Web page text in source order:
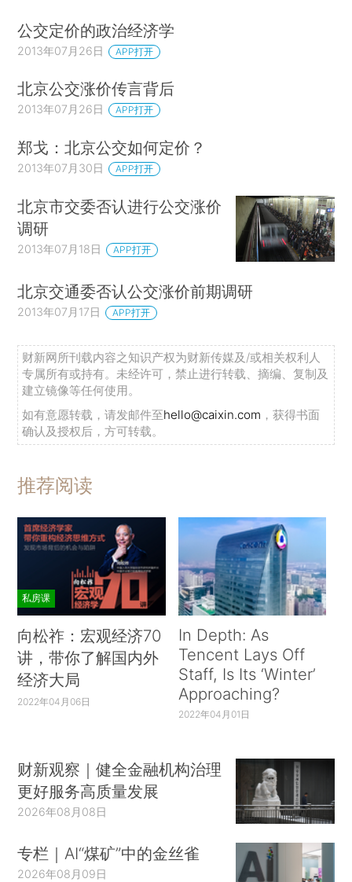
公交定价的政治经济学
2013年07月26日 APP打开
北京公交涨价传言背后
2013年07月26日 APP打开
郑戈：北京公交如何定价？
2013年07月30日 APP打开
北京市交委否认进行公交涨价
调研
2013年07月18日 APP打开
北京交通委否认公交涨价前期调研
2013年07月17日 APP打开
财新网所刊载内容之知识产权为财新传媒及/或相关权利人
专属所有或持有。未经许可，禁止进行转载、摘编、复制及
建立镜像等任何使用。
如有意愿转载，请发邮件至hello@caixin.com ，获得书面
确认及授权后，方可转载。
推荐阅读
私房课
向松祚：宏观经济70
讲，带你了解国内外
经济大局
2022年04月06日
In Depth: As
Tencent Lays Off
Staff, Is Its ‘Winter’
Approaching?
2022年04月01日
财新观察｜健全金融机构治理
更好服务高质量发展
2026年08月08日
专栏｜AI“煤矿”中的金丝雀
2026年08月09日